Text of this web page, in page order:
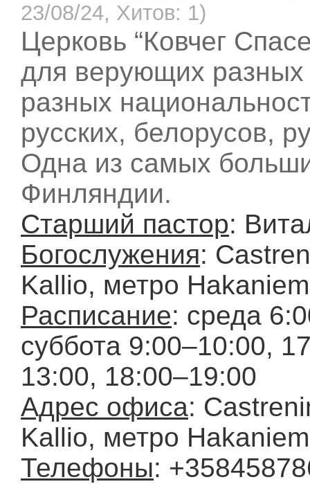
23/08/24, Хитов: 1)
Церковь “Ковчег
для верующих разных
разных
русских, белорусов,
Одна из самых
Финляндии.
Старший пастор:
Богослужения:
Kallio, метро
Расписание: среда
суббота 9:00–10:00,
13:00, 18:00–19:00
Адрес офиса:
Kallio, метро
Телефоны: